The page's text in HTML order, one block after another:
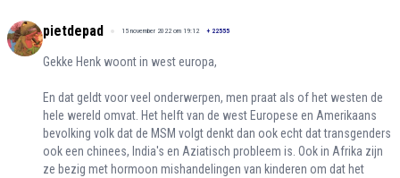
pietdepad 15 november 2022 om 19:12 + 22555
Gekke Henk woont in west europa,
En dat geldt voor veel onderwerpen, men praat als of het westen de
hele wereld omvat. Het helft van de west Europese en Amerikaans
bevolking volk dat de MSM volgt denkt dan ook echt dat transgenders
ook een chinees, India's en Aziatisch probleem is. Ook in Afrika zijn
ze bezig met hormoon mishandelingen van kinderen om dat het